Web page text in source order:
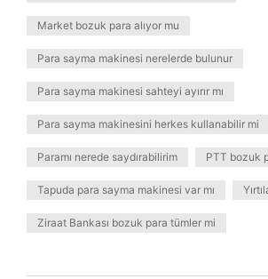
Market bozuk para alıyor mu
Para sayma makinesi nerelerde bulunur
Para sayma makinesi sahteyi ayırır mı
Para sayma makinesini herkes kullanabilir mi
Paramı nerede saydırabilirim PTT bozuk
Tapuda para sayma makinesi var mı
Ziraat Bankası bozuk para tümler mi